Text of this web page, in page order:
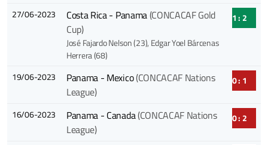
27/06-2023 Costa Rica - Panama(CONCACAF Gold
Cup)
José Fajardo Nelson (23), Edgar Yoel Bárcenas
Herrera (68)
1 : 2
19/06-2023 Panama - Mexico(CONCACAF Nations
League)
0 : 1
16/06-2023 Panama - Canada(CONCACAF Nations
League)
0 : 2